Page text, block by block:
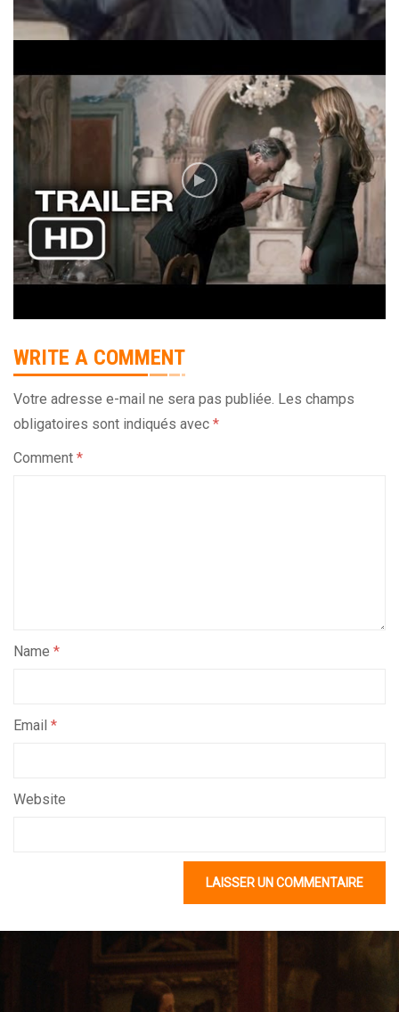
WRITE A COMMENT
Votre adresse e-mail ne sera pas publiée. Les champs
obligatoires sont indiqués avec *
Comment *
Name *
Email *
Website